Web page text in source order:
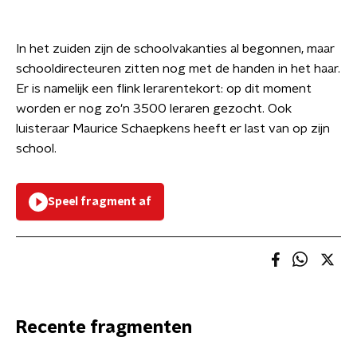
In het zuiden zijn de schoolvakanties al begonnen, maar
schooldirecteuren zitten nog met de handen in het haar.
Er is namelijk een flink lerarentekort: op dit moment
worden er nog zo'n 3500 leraren gezocht. Ook
luisteraar Maurice Schaepkens heeft er last van op zijn
school.
Speel fragment af
Recente fragmenten